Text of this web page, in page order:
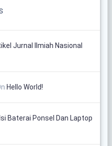
Jurnal Ilmiah Nasional
Hello World!
Isi Baterai Ponsel Dan Laptop